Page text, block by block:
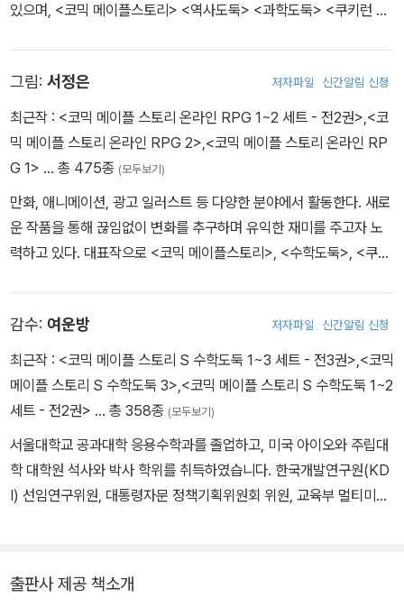
있으며, <코믹 메이플스토리> <역사도둑> <과학도둑> <쿠키런 어
그림: 서정은 저자파일 신간알림 신청
최근작 : <코믹 메이플 스토리 온라인 RPG 1~2 세트 - 전2권>,<코
믹 메이플 스토리 온라인 RPG 2>,<코믹 메이플 스토리 온라인 RP
G 1> … 총 475종 (모두보기)
만화, 애니메이션, 광고 일러스트 등 다양한 분야에서 활동한다. 새로
운 작품을 통해 끊임없이 변화를 추구하며 유익한 재미를 주고자 노
력하고 있다. 대표작으로 <코믹 메이플스토리>, <수학도둑>, <쿠키
감수: 여운방 저자파일 신간알림 신청
최근작 : <코믹 메이플 스토리 S 수학도둑 1~3 세트 - 전3권>,<코믹
메이플 스토리 S 수학도둑 3>,<코믹 메이플 스토리 S 수학도둑 1~2
세트 - 전2권> … 총 358종 (모두보기)
서울대학교 공과대학 응용수학과를 졸업하고, 미국 아이오와 주립대
학 대학원 석사와 박사 학위를 취득하였습니다. 한국개발연구원(KD
I) 선임연구위원, 대통령자문 정책기획위원회 위원, 교육부 멀티미디
력 수학퀴즈> <메이플 매쓰> <수학도둑 수학동화>의 수학 콘텐츠
출판사 제공 책소개